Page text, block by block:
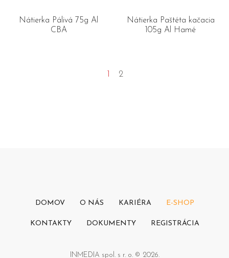
Nátierka Pálivá 75g Al
CBA
Nátierka Paštéta kačacia
105g Al Hamé
1 2
DOMOV O NÁS KARIÉRA E-SHOP
KONTAKTY DOKUMENTY REGISTRÁCIA
INMEDIA spol. s r. o. © 2026.